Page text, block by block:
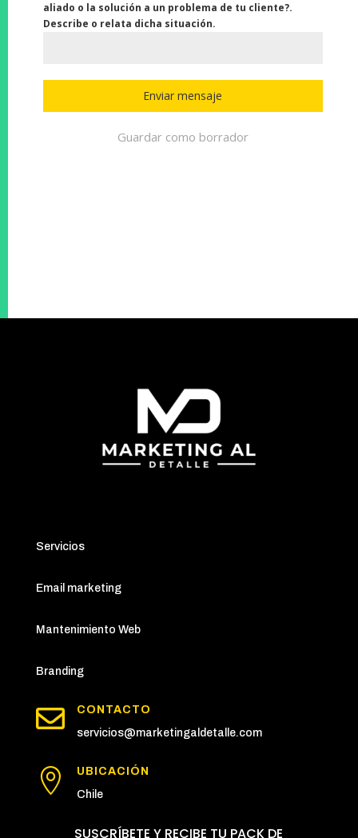
aliado o la solución a un problema de tu cliente?.
Describe o relata dicha situación.
Enviar mensaje
Guardar como borrador
Servicios
Email marketing
Mantenimiento Web
Branding

CONTACTO
servicios@marketingaldetalle.com

UBICACIÓN
Chile
SUSCRÍBETE Y RECIBE TU PACK DE